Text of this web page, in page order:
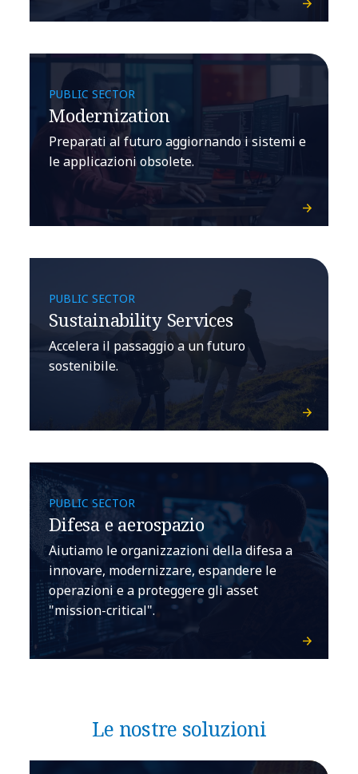
PUBLIC SECTOR
Modernization
Preparati al futuro aggiornando i sistemi e
le applicazioni obsolete.
PUBLIC SECTOR
Sustainability Services​
Accelera il passaggio a un futuro
sostenibile.
PUBLIC SECTOR
Difesa e aerospazio
Aiutiamo le organizzazioni della difesa a
innovare, modernizzare, espandere le
operazioni e a proteggere gli asset
"mission-critical".
Le nostre soluzioni